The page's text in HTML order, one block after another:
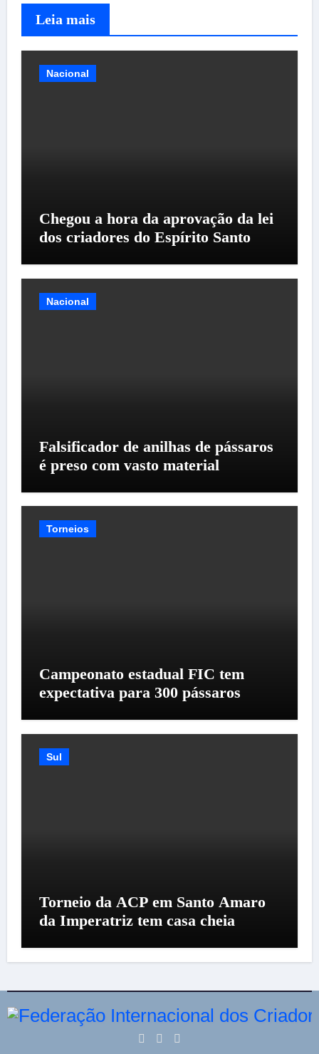
Leia mais
Nacional
Chegou a hora da aprovação da lei
dos criadores do Espírito Santo
Nacional
Falsificador de anilhas de pássaros
é preso com vasto material
Torneios
Campeonato estadual FIC tem
expectativa para 300 pássaros
Sul
Torneio da ACP em Santo Amaro
da Imperatriz tem casa cheia